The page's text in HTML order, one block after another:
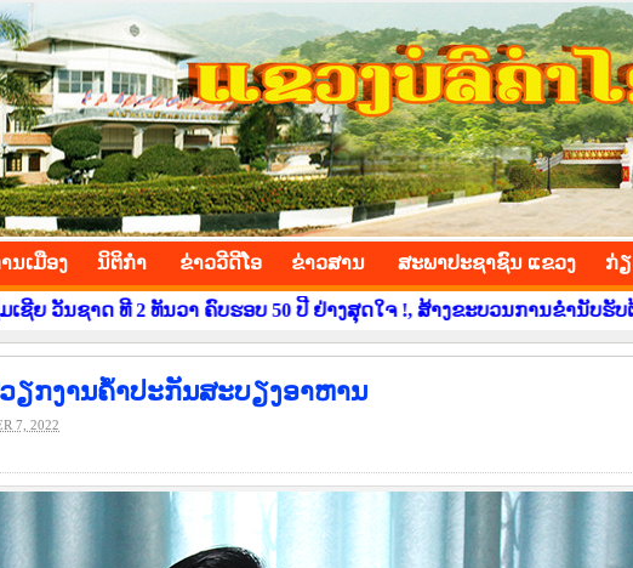
PROVINCE
ນ​ເມືອງ ນິ​ຕິ​ກຳ ຂ່າວ​ວີ​ດີ​ໂອ ​ຂ່າວ​ສານ ສະພາປະຊາຊົນ ແຂວງ ກ່
ນວາ ຄົບຮອບ 50 ປີ ຢ່າງສຸດໃຈ !, ສ້າງຂະບວນການຂໍ່ານັບຮັບຕ້ອນ ວັນສ້າງຕັ້ງແຂ
ຽກງານຄໍ້າປະກັນສະບຽງອາຫານ
7, 2022